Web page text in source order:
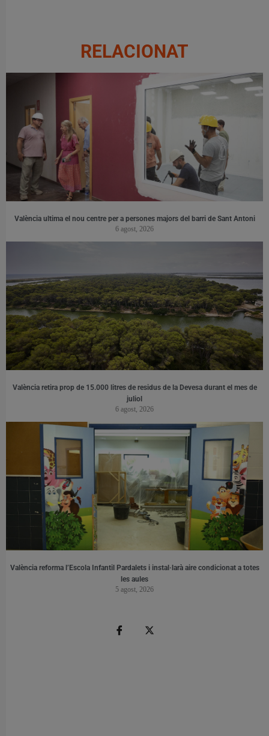
RELACIONAT
València ultima el nou centre per a persones majors del barri de Sant Antoni
6 agost, 2026
València retira prop de 15.000 litres de residus de la Devesa durant el mes de
juliol
6 agost, 2026
València reforma l’Escola Infantil Pardalets i instal·larà aire condicionat a totes
les aules
5 agost, 2026